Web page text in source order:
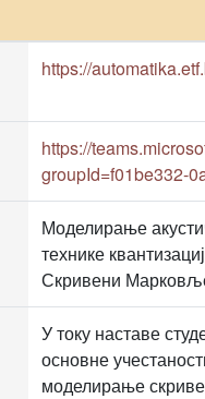
https://
https://
groupId=f01be332-
Моделирање
технике
Скривени
У току наставе
основне
моделирање